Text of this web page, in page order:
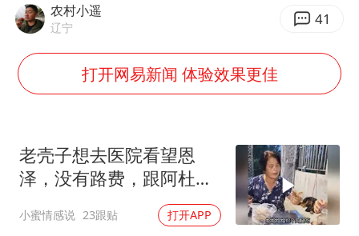
台湾海峡南口北上船舶实施交通管制
江苏发布台风蓝色预警
今日立秋你咬秋了吗
东方之约 相约未来
农村小遥
辽宁 41
打开网易新闻 体验效果更佳
老壳子想去医院看望恩
泽，没有路费，跟阿杜要
小蜜情感说 23跟贴 打开APP